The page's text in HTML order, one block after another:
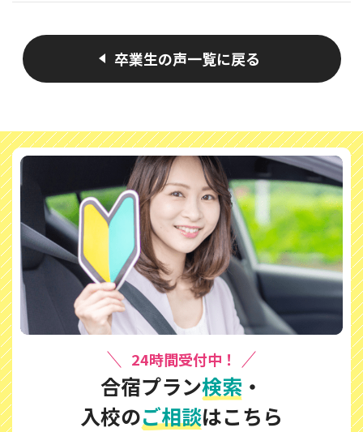
卒業生の声一覧に戻る
24時間受付中！
合宿プラン検索 ・
入校のご相談はこちら